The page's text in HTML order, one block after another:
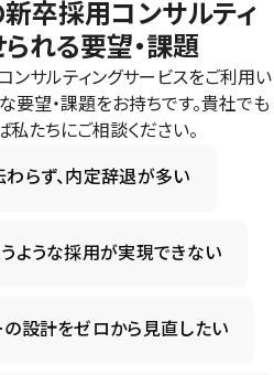
卒採用コンサルティ
れる要望・課題
ンサルティングサービスをご利用い
要望・課題をお持ちです。貴社でも
たちにご相談ください。
らず、内定辞退が多い
ような採用が実現できない
設計をゼロから見直したい